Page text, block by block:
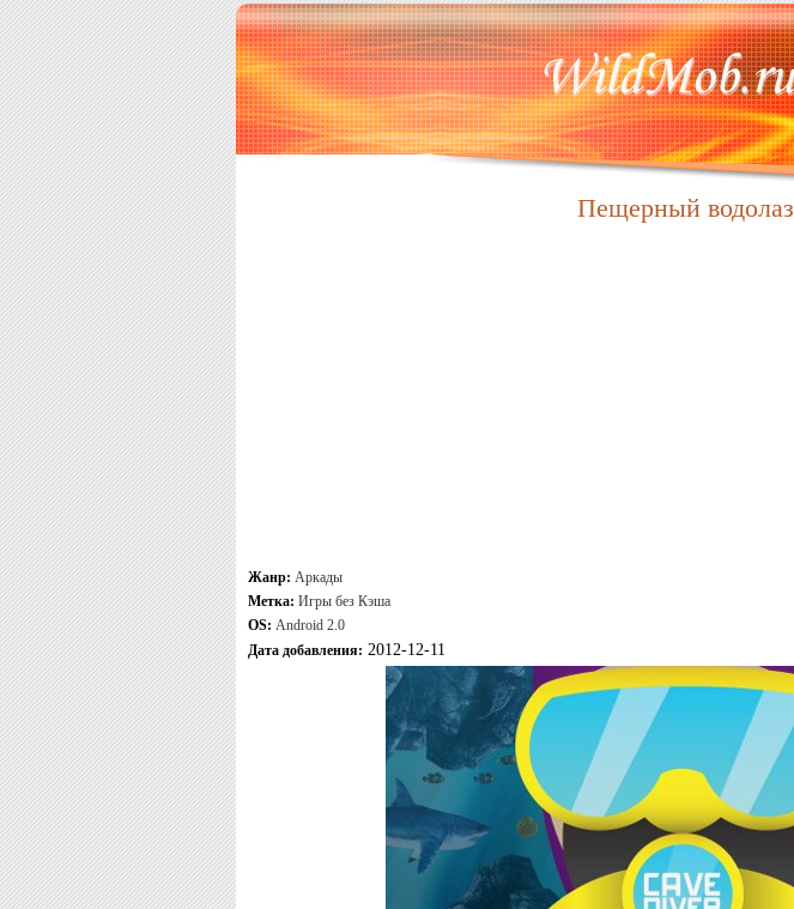
Пещерный водолаз
Жанр: Аркады
Метка: Игры без Кэша
OS: Android 2.0
Дата добавления: 2012-12-11